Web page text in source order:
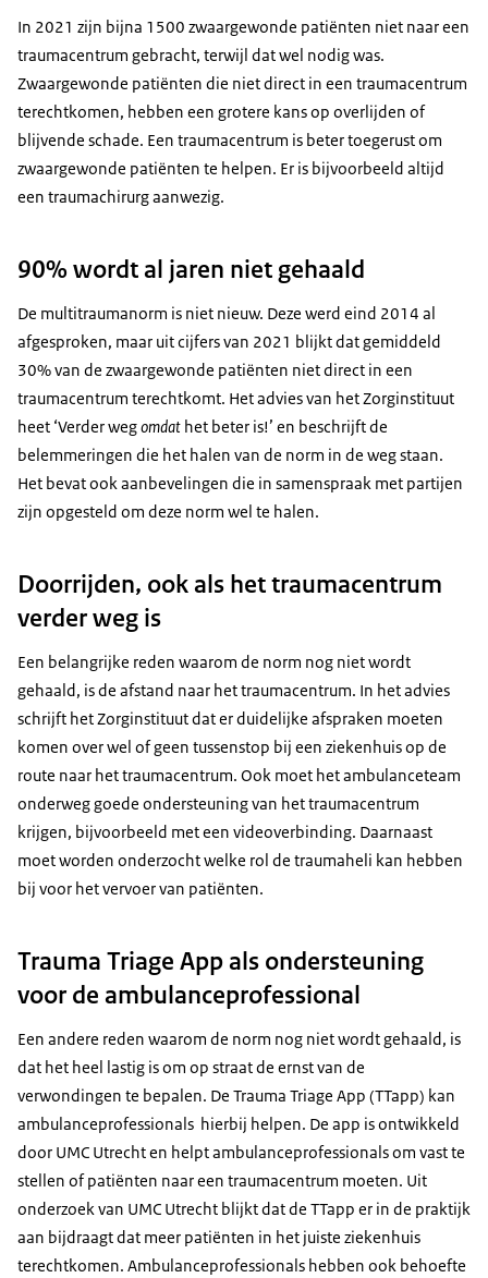
In 2021 zijn bijna 1500 zwaargewonde patiënten niet naar een
traumacentrum gebracht, terwijl dat wel nodig was.
Zwaargewonde patiënten die niet direct in een traumacentrum
terechtkomen, hebben een grotere kans op overlijden of
blijvende schade. Een traumacentrum is beter toegerust om
zwaargewonde patiënten te helpen. Er is bijvoorbeeld altijd
een traumachirurg aanwezig.
90% wordt al jaren niet gehaald
De multitraumanorm is niet nieuw. Deze werd eind 2014 al
afgesproken, maar uit cijfers van 2021 blijkt dat gemiddeld
30% van de zwaargewonde patiënten niet direct in een
traumacentrum terechtkomt. Het advies van het Zorginstituut
heet ‘Verder wegomdat het beter is!’ en beschrijft de
belemmeringen die het halen van de norm in de weg staan.
Het bevat ook aanbevelingen die in samenspraak met partijen
zijn opgesteld om deze norm wel te halen.
Doorrijden, ook als het traumacentrum
verder weg is
Een belangrijke reden waarom de norm nog niet wordt
gehaald, is de afstand naar het traumacentrum. In het advies
schrijft het Zorginstituut dat er duidelijke afspraken moeten
komen over wel of geen tussenstop bij een ziekenhuis op de
route naar het traumacentrum. Ook moet het ambulanceteam
onderweg goede ondersteuning van het traumacentrum
krijgen, bijvoorbeeld met een videoverbinding. Daarnaast
moet worden onderzocht welke rol de traumaheli kan hebben
bij voor het vervoer van patiënten.
Trauma Triage App als ondersteuning
voor de ambulanceprofessional
Een andere reden waarom de norm nog niet wordt gehaald, is
dat het heel lastig is om op straat de ernst van de
verwondingen te bepalen. De Trauma Triage App (TTapp) kan
ambulanceprofessionals hierbij helpen. De app is ontwikkeld
door UMC Utrecht en helpt ambulanceprofessionals om vast te
stellen of patiënten naar een traumacentrum moeten. Uit
onderzoek van UMC Utrecht blijkt dat de TTapp er in de praktijk
aan bijdraagt dat meer patiënten in het juiste ziekenhuis
terechtkomen. Ambulanceprofessionals hebben ook behoefte